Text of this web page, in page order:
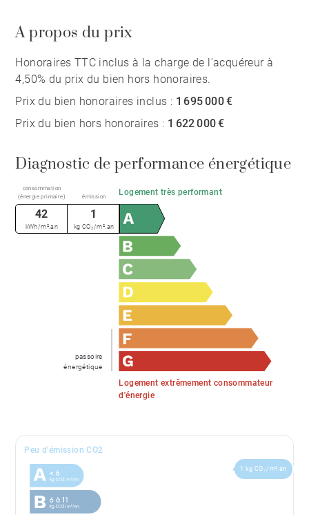
A propos du prix
Honoraires TTC inclus à la charge de l'acquéreur à
4,50% du prix du bien hors honoraires.
Prix du bien honoraires inclus : 1 695 000 €
Prix du bien hors honoraires : 1 622 000 €
Diagnostic de performance énergétique
Logement très performant
Logement extrêmement consommateur
d'énergie
passoire
énergétique
consommation
(énergie primaire)
émission
42
kWh/m².an
1
kg CO₂/m².an
Peu d'émission CO2
1 kg CO₂/m².an